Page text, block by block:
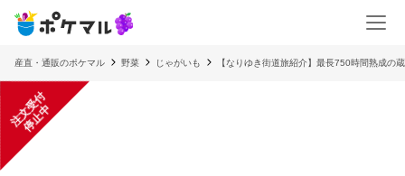
産直・通販のポケマル 野菜 じゃがいも 【なりゆき街道旅紹介】最長750時間熟成の
注
文
受
付
停
止
中